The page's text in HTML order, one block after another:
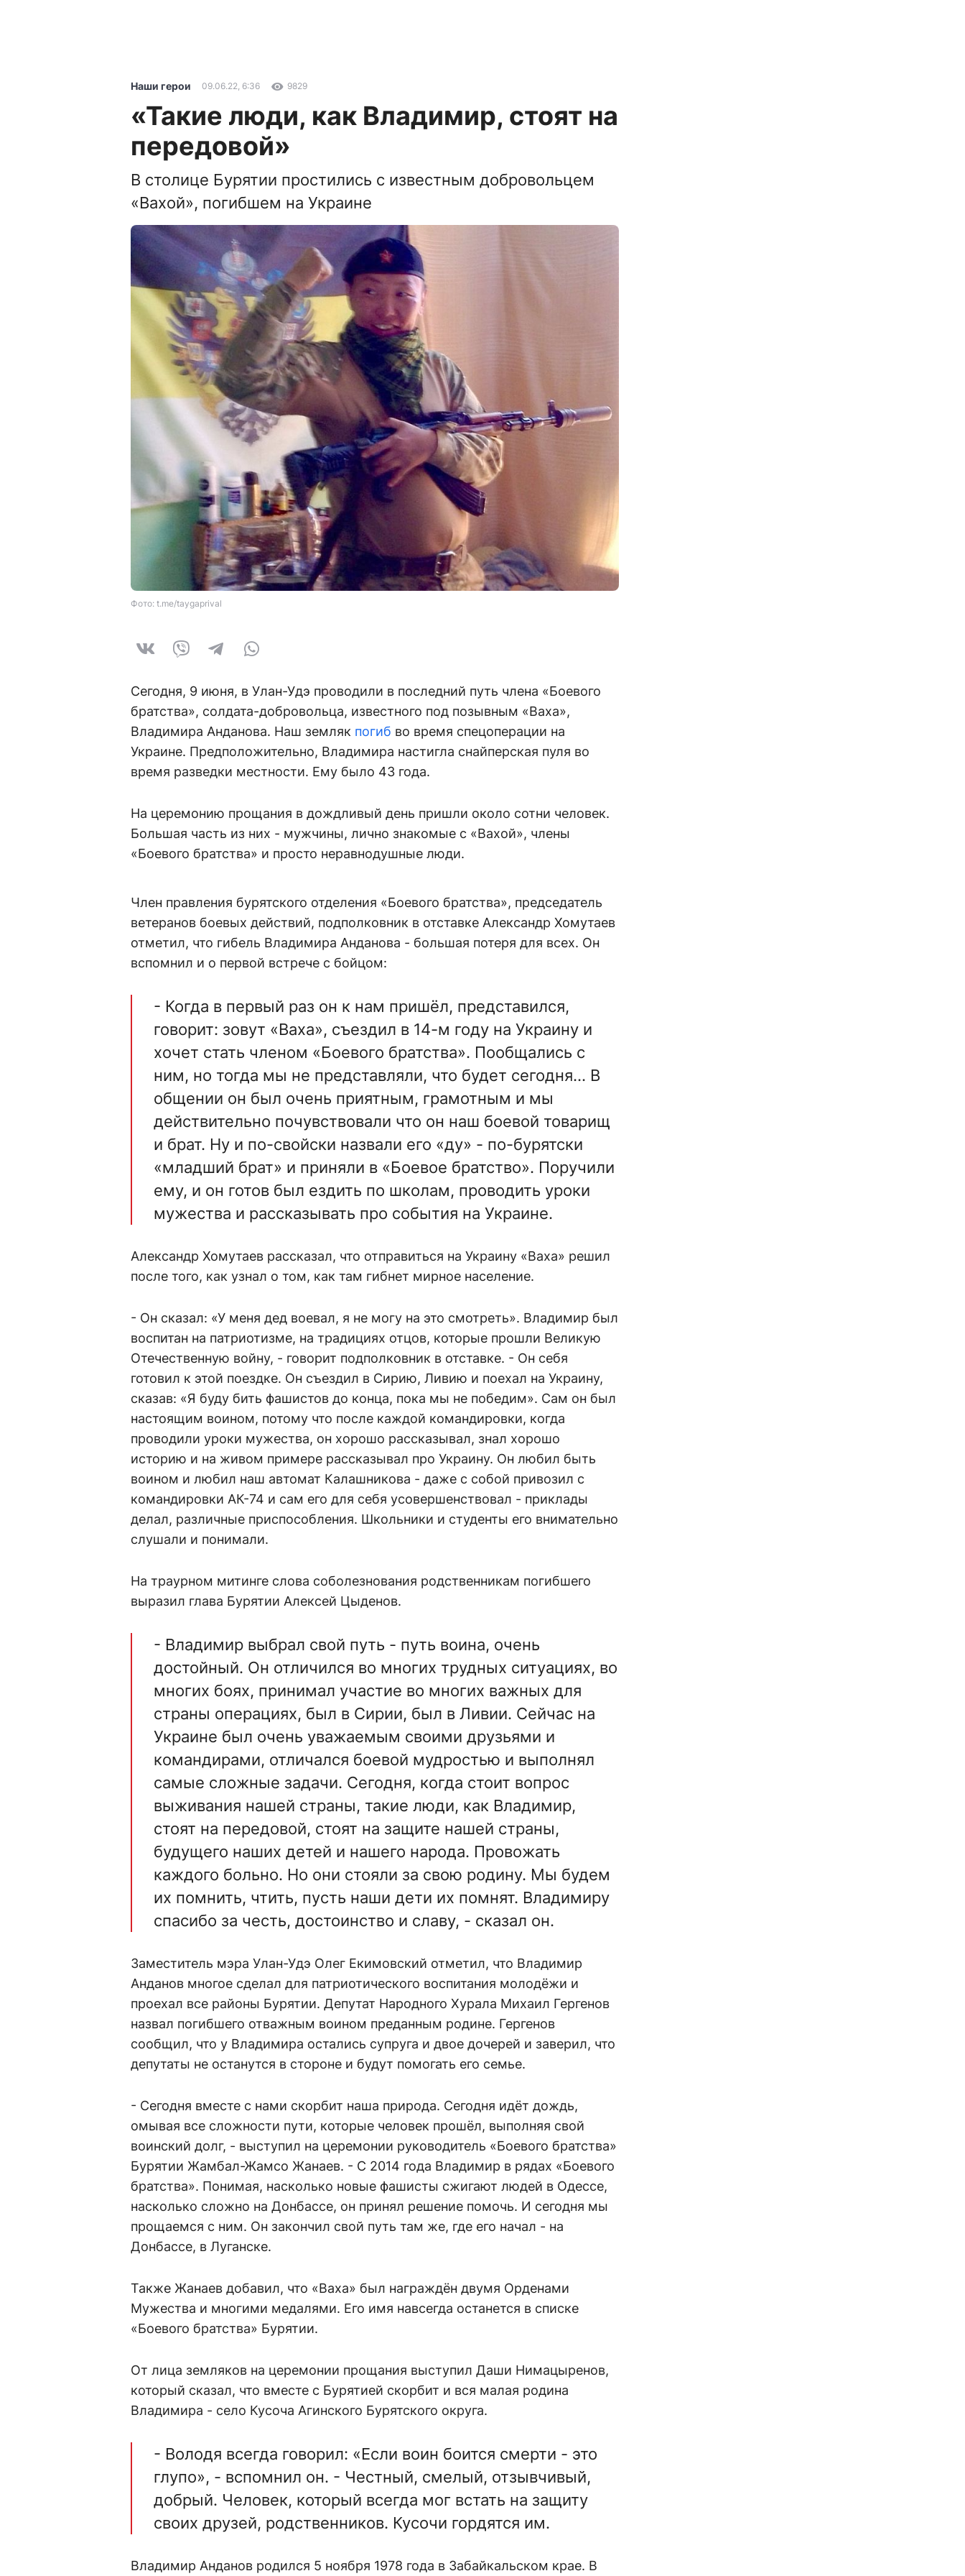
Наши герои 09.06.22, 6:36 9829
«Такие люди, как Владимир, стоят на
передовой»
В столице Бурятии простились с известным добровольцем
«Вахой», погибшем на Украине
Фото: t.me/taygaprival
Сегодня, 9 июня, в Улан-Удэ проводили в последний путь члена «Боевого
братства», солдата-добровольца, известного под позывным «Ваха»,
Владимира Анданова. Наш земляк погиб во время спецоперации на
Украине. Предположительно, Владимира настигла снайперская пуля во
время разведки местности. Ему было 43 года.
На церемонию прощания в дождливый день пришли около сотни человек.
Большая часть из них - мужчины, лично знакомые с «Вахой», члены
«Боевого братства» и просто неравнодушные люди.
Член правления бурятского отделения «Боевого братства», председатель
ветеранов боевых действий, подполковник в отставке Александр Хомутаев
отметил, что гибель Владимира Анданова - большая потеря для всех. Он
вспомнил и о первой встрече с бойцом:
- Когда в первый раз он к нам пришёл, представился,
говорит: зовут «Ваха», съездил в 14-м году на Украину и
хочет стать членом «Боевого братства». Пообщались с
ним, но тогда мы не представляли, что будет сегодня... В
общении он был очень приятным, грамотным и мы
действительно почувствовали что он наш боевой товарищ
и брат. Ну и по-свойски назвали его «ду» - по-бурятски
«младший брат» и приняли в «Боевое братство». Поручили
ему, и он готов был ездить по школам, проводить уроки
мужества и рассказывать про события на Украине.
Александр Хомутаев рассказал, что отправиться на Украину «Ваха» решил
после того, как узнал о том, как там гибнет мирное население.
- Он сказал: «У меня дед воевал, я не могу на это смотреть». Владимир был
воспитан на патриотизме, на традициях отцов, которые прошли Великую
Отечественную войну, - говорит подполковник в отставке. - Он себя
готовил к этой поездке. Он съездил в Сирию, Ливию и поехал на Украину,
сказав: «Я буду бить фашистов до конца, пока мы не победим». Сам он был
настоящим воином, потому что после каждой командировки, когда
проводили уроки мужества, он хорошо рассказывал, знал хорошо
историю и на живом примере рассказывал про Украину. Он любил быть
воином и любил наш автомат Калашникова - даже с собой привозил с
командировки АК-74 и сам его для себя усовершенствовал - приклады
делал, различные приспособления. Школьники и студенты его внимательно
слушали и понимали.
На траурном митинге слова соболезнования родственникам погибшего
выразил глава Бурятии Алексей Цыденов.
- Владимир выбрал свой путь - путь воина, очень
достойный. Он отличился во многих трудных ситуациях, во
многих боях, принимал участие во многих важных для
страны операциях, был в Сирии, был в Ливии. Сейчас на
Украине был очень уважаемым своими друзьями и
командирами, отличался боевой мудростью и выполнял
самые сложные задачи. Сегодня, когда стоит вопрос
выживания нашей страны, такие люди, как Владимир,
стоят на передовой, стоят на защите нашей страны,
будущего наших детей и нашего народа. Провожать
каждого больно. Но они стояли за свою родину. Мы будем
их помнить, чтить, пусть наши дети их помнят. Владимиру
спасибо за честь, достоинство и славу, - сказал он.
Заместитель мэра Улан-Удэ Олег Екимовский отметил, что Владимир
Анданов многое сделал для патриотического воспитания молодёжи и
проехал все районы Бурятии. Депутат Народного Хурала Михаил Гергенов
назвал погибшего отважным воином преданным родине. Гергенов
сообщил, что у Владимира остались супруга и двое дочерей и заверил, что
депутаты не останутся в стороне и будут помогать его семье.
- Сегодня вместе с нами скорбит наша природа. Сегодня идёт дождь,
омывая все сложности пути, которые человек прошёл, выполняя свой
воинский долг, - выступил на церемонии руководитель «Боевого братства»
Бурятии Жамбал-Жамсо Жанаев. - С 2014 года Владимир в рядах «Боевого
братства». Понимая, насколько новые фашисты сжигают людей в Одессе,
насколько сложно на Донбассе, он принял решение помочь. И сегодня мы
прощаемся с ним. Он закончил свой путь там же, где его начал - на
Донбассе, в Луганске.
Также Жанаев добавил, что «Ваха» был награждён двумя Орденами
Мужества и многими медалями. Его имя навсегда останется в списке
«Боевого братства» Бурятии.
От лица земляков на церемонии прощания выступил Даши Нимацыренов,
который сказал, что вместе с Бурятией скорбит и вся малая родина
Владимира - село Кусоча Агинского Бурятского округа.
- Володя всегда говорил: «Если воин боится смерти - это
глупо», - вспомнил он. - Честный, смелый, отзывчивый,
добрый. Человек, который всегда мог встать на защиту
своих друзей, родственников. Кусочи гордятся им.
Владимир Анданов родился 5 ноября 1978 года в Забайкальском крае. В